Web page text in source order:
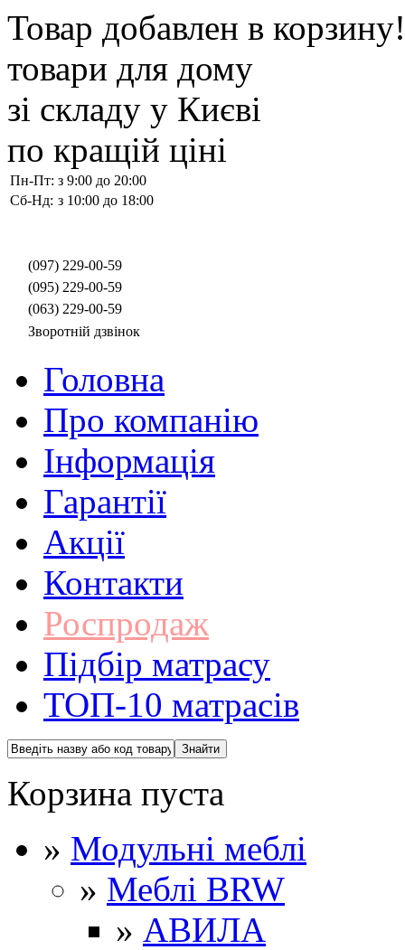
Товар добавлен в корзину!
товари для дому
зі складу у Києві
по кращій ціні
Пн-Пт: з 9:00 до 20:00
Сб-Нд: з 10:00 до 18:00
(097) 229-00-59
(095) 229-00-59
(063) 229-00-59
Зворотній дзвінок
Головна
Про компанію
Інформація
Гарантії
Акції
Контакти
Роспродаж
Підбір матрасу
ТОП-10 матрасів
Корзина пуста
» Модульні меблі
» Меблі BRW
» АВИЛА